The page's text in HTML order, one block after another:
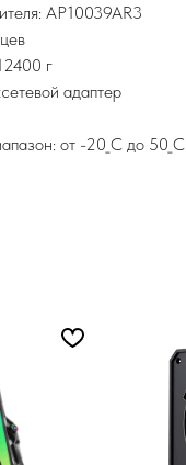
AP10039AR3
г
адаптер
от -20_С до 50_С